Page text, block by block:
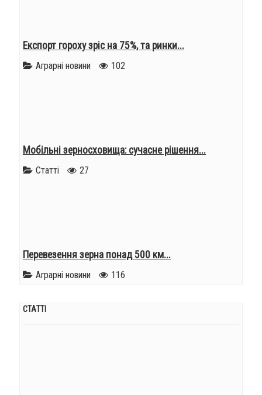
Експорт гороху зріс на 75%, та ринки...
Аграрні новини 102
Мобільні зерносховища: сучасне рішення...
Статті 27
Перевезення зерна понад 500 км...
Аграрні новини 116
СТАТТІ